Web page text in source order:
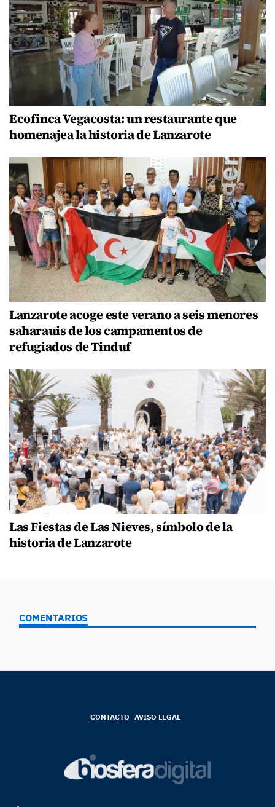
Ecofinca Vegacosta: un restaurante que
homenajea la historia de Lanzarote
Lanzarote acoge este verano a seis menores
saharauis de los campamentos de
refugiados de Tinduf
Las Fiestas de Las Nieves, símbolo de la
historia de Lanzarote
COMENTARIOS
CONTACTO AVISO LEGAL